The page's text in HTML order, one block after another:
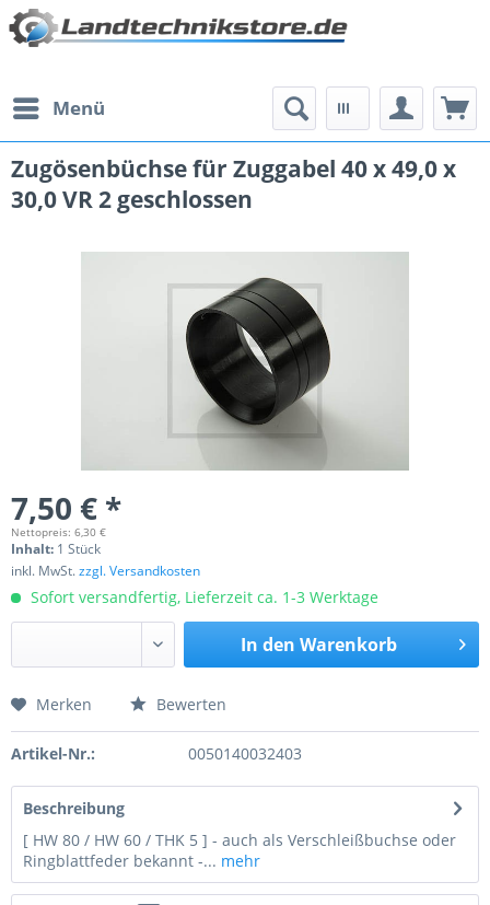
Menü
Zugösenbüchse für Zuggabel 40 x 49,0 x
30,0 VR 2 geschlossen
7,50 € *
Nettopreis: 6,30 €
Inhalt: 1 Stück
inkl. MwSt.zzgl. Versandkosten
Sofort versandfertig, Lieferzeit ca. 1-3 Werktage
In den Warenkorb
Preis anfragen
Merken Bewerten
Artikel-Nr.: 0050140032403
Beschreibung
[ HW 80 / HW 60 / THK 5 ] - auch als Verschleißbuchse oder
Ringblattfeder bekannt -... mehr